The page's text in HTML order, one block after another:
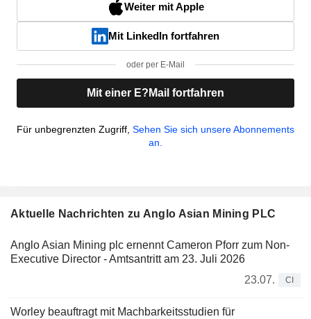
Weiter mit Apple
Mit LinkedIn fortfahren
oder per E-Mail
Mit einer E?Mail fortfahren
Für unbegrenzten Zugriff, Sehen Sie sich unsere Abonnements
an.
Aktuelle Nachrichten zu Anglo Asian Mining PLC
Anglo Asian Mining plc ernennt Cameron Pforr zum Non-
Executive Director - Amtsantritt am 23. Juli 2026
23.07.
CI
Worley beauftragt mit Machbarkeitsstudien für